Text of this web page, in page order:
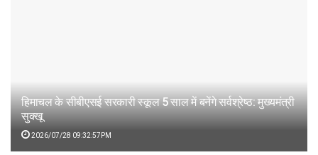
हिमाचल के सीबीएसई सरकारी स्कूल 5 साल में बनेंगे सर्वश्रेष्ठ: मुख्यमंत्री
सुक्खू
2026/07/28 09:32:57PM